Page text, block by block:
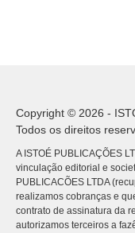
Copyright © 2026 -
Todos os direitos
A ISTOÉ PUBLICAÇÕES
vinculação editorial e
PUBLICACÕES LTDA
realizamos cobranças e
contrato de assinatura da
autorizamos terceiros a